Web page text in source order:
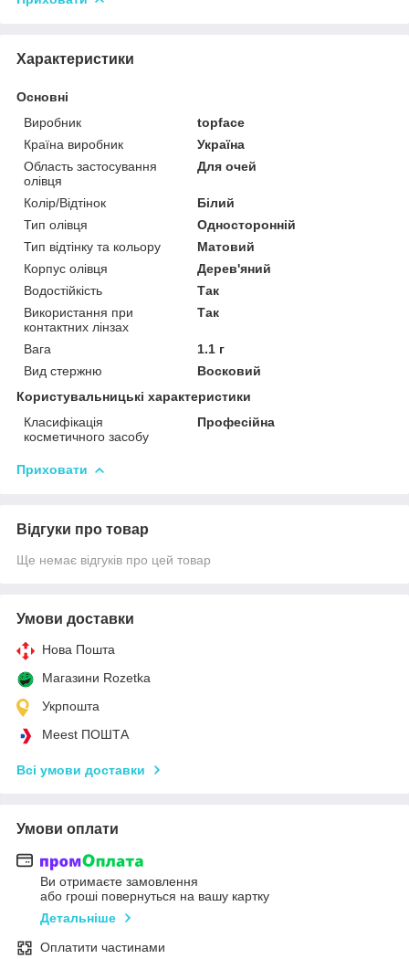
Характеристики
Основні
Виробник
topface
Країна виробник
Україна
Область застосування
олівця
Для очей
Колір/Відтінок
Білий
Тип олівця
Односторонній
Тип відтінку та кольору
Матовий
Корпус олівця
Дерев'яний
Водостійкість
Так
Використання при
контактних лінзах
Так
Вага
1.1 г
Вид стержню
Восковий
Користувальницькі характеристики
Класифікація
косметичного засобу
Професійна
Приховати
Відгуки про товар
Ще немає відгуків про цей товар
Умови доставки
Нова Пошта
Магазини Rozetka
Укрпошта
Meest ПОШТА
Всі умови доставки
Умови оплати
Ви отримаєте замовлення
або гроші повернуться на вашу картку
Детальніше
Оплатити частинами